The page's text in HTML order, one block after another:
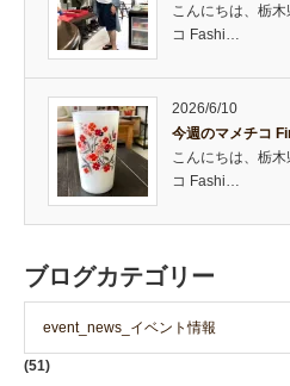
こんにちは、栃
コ Fashi…
2026/6/10
今週のマメチコ
こんにちは、栃
コ Fashi…
ブログカテゴリー
event_news_イベント情報
(51)